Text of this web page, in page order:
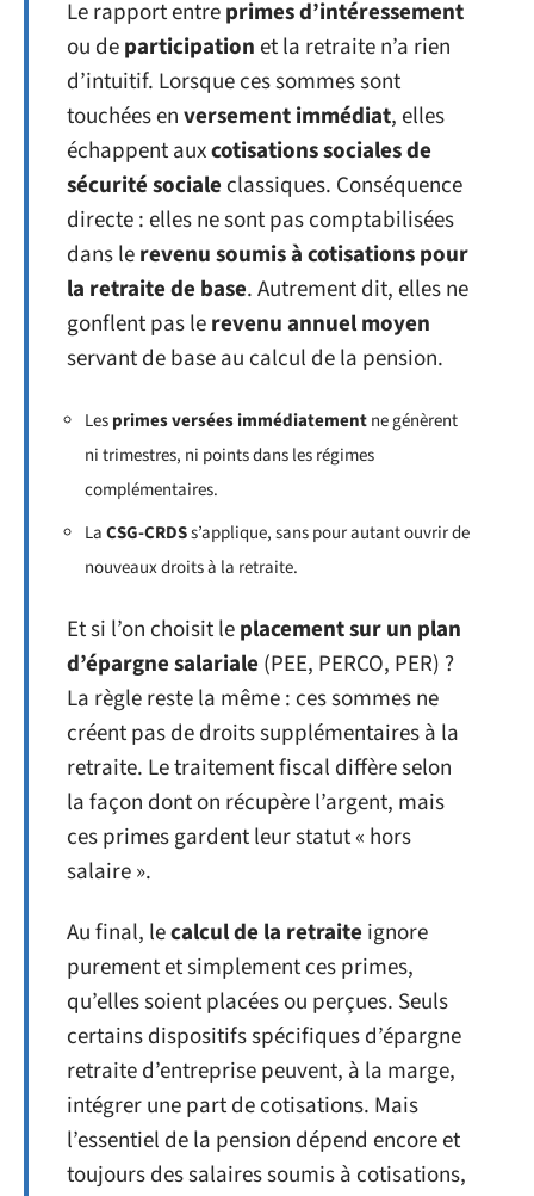
Le rapport entreprimes d’intéressement
ou departicipationet la retraite n’a rien
d’intuitif. Lorsque ces sommes sont
touchées enversement immédiat, elles
échappent auxcotisations sociales de
sécurité sociale classiques. Conséquence
directe : elles ne sont pas comptabilisées
dans lerevenu soumis à cotisations pour
la retraite de base. Autrement dit, elles ne
gonflent pas lerevenu annuel moyen
servant de base au calcul de la pension.
Lesprimes versées immédiatementne génèrent
ni trimestres, ni points dans les régimes
complémentaires.
LaCSG-CRDSs’applique, sans pour autant ouvrir de
nouveaux droits à la retraite.
Et si l’on choisit leplacement sur un plan
d’épargne salariale (PEE, PERCO, PER) ?
La règle reste la même : ces sommes ne
créent pas de droits supplémentaires à la
retraite. Le traitement fiscal diffère selon
la façon dont on récupère l’argent, mais
ces primes gardent leur statut « hors
salaire ».
Au final, lecalcul de la retraite ignore
purement et simplement ces primes,
qu’elles soient placées ou perçues. Seuls
certains dispositifs spécifiques d’épargne
retraite d’entreprise peuvent, à la marge,
intégrer une part de cotisations. Mais
l’essentiel de la pension dépend encore et
toujours des salaires soumis à cotisations,